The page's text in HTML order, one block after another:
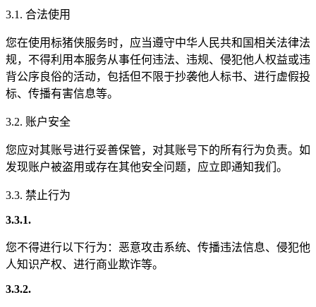
3.1. 合法使用
您在使用标猪侠服务时，应当遵守中华人民共和国相关法律法
规，不得利用本服务从事任何违法、违规、侵犯他人权益或违
背公序良俗的活动，包括但不限于抄袭他人标书、进行虚假投
标、传播有害信息等。
3.2. 账户安全
您应对其账号进行妥善保管，对其账号下的所有行为负责。如
发现账户被盗用或存在其他安全问题，应立即通知我们。
3.3. 禁止行为
3.3.1.
您不得进行以下行为：恶意攻击系统、传播违法信息、侵犯他
人知识产权、进行商业欺诈等。
3.3.2.